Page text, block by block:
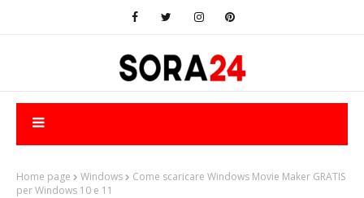
Home page Windows
Come scaricare Windows Movie Maker GRATIS
per Windows 10 e 11